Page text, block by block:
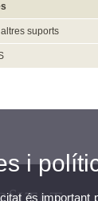
suports
i
és important